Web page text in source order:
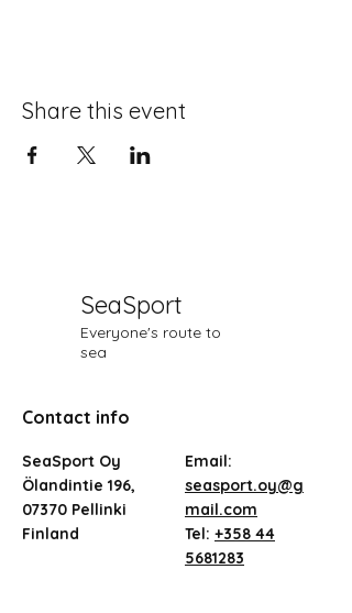
Share this event
SeaSport
Everyone's route to
sea
Contact info
SeaSport Oy
Ölandintie 196,
07370 Pellinki
Finland
Email:
seasport.oy@g
mail.com
Tel: +358 44
5681283